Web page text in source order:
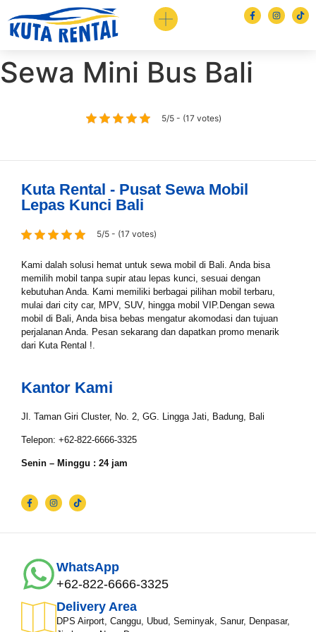
Sewa Mini Bus Bali
5/5 - (17 votes)
Kuta Rental - Pusat Sewa Mobil
Lepas Kunci Bali
5/5 - (17 votes)
Kami dalah solusi hemat untuk sewa mobil di Bali. Anda bisa
memilih mobil tanpa supir atau lepas kunci, sesuai dengan
kebutuhan Anda. Kami memiliki berbagai pilihan mobil terbaru,
mulai dari city car, MPV, SUV, hingga mobil VIP.Dengan sewa
mobil di Bali, Anda bisa bebas mengatur akomodasi dan tujuan
perjalanan Anda. Pesan sekarang dan dapatkan promo menarik
dari Kuta Rental !.
Book via WhatsApp
Pilih Mobil*
Tipe Sewa*
Nama*
Tgl Mulai*
Email*
WhatsApp*
Kantor Kami
Jl. Taman Giri Cluster, No. 2, GG. Lingga Jati, Badung, Bali
Telepon: +62-822-6666-3325
Senin – Minggu : 24 jam
WhatsApp
+62-822-6666-3325
Delivery Area
DPS Airport, Canggu, Ubud, Seminyak, Sanur, Denpasar,